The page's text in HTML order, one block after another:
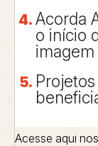
Acorda
o início
imagem
Acesse aqui